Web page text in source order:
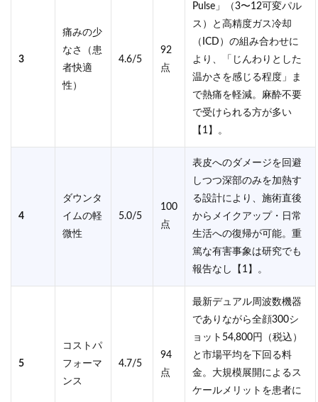
3
痛みの少
なさ（患
者快適
性）
4.6/5
92
点
Pulse」（3〜12可変パル
ス）と高精度ガス冷却
（ICD）の組み合わせに
より、「じんわりとした
温かさを感じる程度」ま
で熱痛を軽減。麻酔不要
で受けられる方が多い
【1】。
4
ダウンタ
イムの軽
微性
5.0/5
100
点
表皮へのダメージを回避
しつつ深部のみを加熱す
る設計により、施術直後
からメイクアップ・日常
生活への復帰が可能。重
篤な有害事象は研究でも
報告なし【1】。
5
コストパ
フォーマ
ンス
4.7/5
94
点
最新デュアル周波数機器
でありながら全顔300シ
ョット54,800円（税込）
と市場平均を下回る料
金。大規模展開によるス
ケールメリットを患者に